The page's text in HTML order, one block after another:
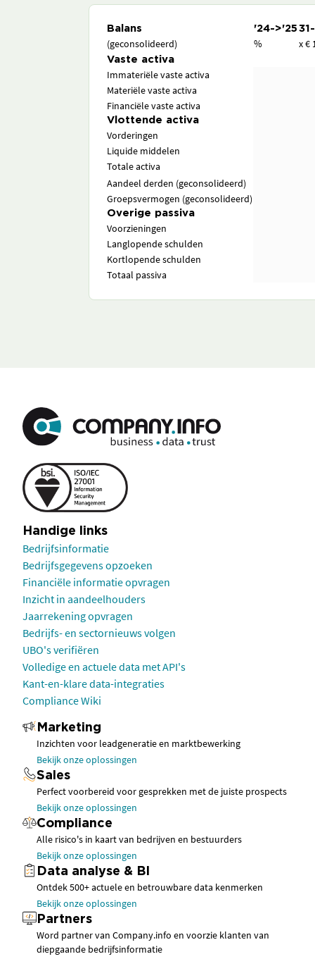
Balans '24->'25
(geconsolideerd) % x €
Vaste activa
Immateriële vaste activa
Materiële vaste activa
Financiële vaste activa
Vlottende activa
Vorderingen
Liquide middelen
Totale activa
Aandeel derden (geconsolideerd)
Groepsvermogen (geconsolideerd)
Overige passiva
Voorzieningen
Langlopende schulden
Kortlopende schulden
Totaal passiva
Handige links
Bedrijfsinformatie
Bedrijfsgegevens opzoeken
Financiële informatie opvragen
Inzicht in aandeelhouders
Jaarrekening opvragen
Bedrijfs- en sectornieuws volgen
UBO's verifiëren
Volledige en actuele data met API's
Kant-en-klare data-integraties
Compliance Wiki
Marketing
Inzichten voor leadgeneratie en marktbewerking
Bekijk onze oplossingen
Sales
Perfect voorbereid voor gesprekken met de juiste prospects
Bekijk onze oplossingen
Compliance
Alle risico's in kaart van bedrijven en bestuurders
Bekijk onze oplossingen
Data analyse & BI
Ontdek 500+ actuele en betrouwbare data kenmerken
Bekijk onze oplossingen
Partners
Word partner van Company.info en voorzie klanten van
diepgaande bedrijfsinformatie